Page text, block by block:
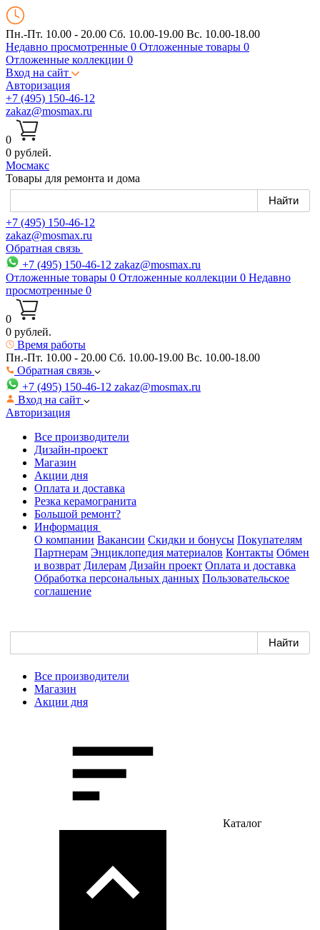
Пн.-Пт. 10.00 - 20.00 Сб. 10.00-19.00 Вс. 10.00-18.00
Недавно просмотренные 0 Отложенные товары 0
Отложенные коллекции 0
Вход на сайт
Авторизация
+7 (495) 150-46-12
zakaz@mosmax.ru
0
0 рублей.
Мосмакс
Товары для ремонта и дома
+7 (495) 150-46-12
zakaz@mosmax.ru
Обратная связь
+7 (495) 150-46-12 zakaz@mosmax.ru
Отложенные товары 0 Отложенные коллекции 0 Недавно
просмотренные 0
0
0 рублей.
Время работы
Пн.-Пт. 10.00 - 20.00 Сб. 10.00-19.00 Вс. 10.00-18.00
Обратная связь
+7 (495) 150-46-12 zakaz@mosmax.ru
Вход на сайт
Авторизация
Все производители
Дизайн-проект
Магазин
Акции дня
Оплата и доставка
Резка керамогранита
Большой ремонт?
Информация
О компании Вакансии Скидки и бонусы Покупателям
Партнерам Энциклопедия материалов Контакты Обмен
и возврат Дилерам Дизайн проект Оплата и доставка
Обработка персональных данных Пользовательское
соглашение
Все производители
Магазин
Акции дня
Каталог